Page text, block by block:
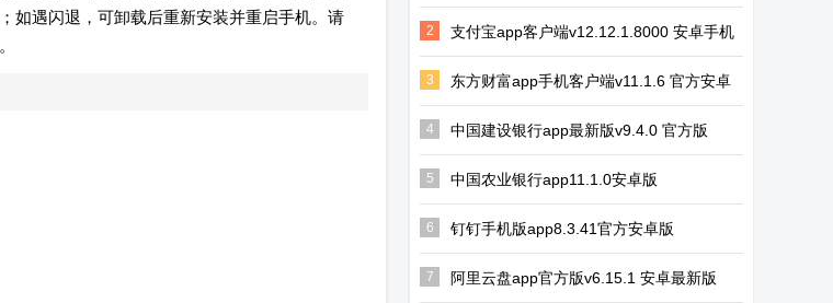
如遇闪退，可卸载后重新安装并重启手机。请
2
支付宝app客户端v12.12.1.8000 安卓手机
版
3
东方财富app手机客户端v11.1.6 官方安卓
版
4 中国建设银行app最新版v9.4.0 官方版
5 中国农业银行app11.1.0安卓版
6 钉钉手机版app8.3.41官方安卓版
7 阿里云盘app官方版v6.15.1 安卓最新版